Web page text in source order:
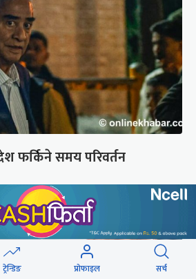
फर्किने समय परिवर्तन
ट्रेन्डिङ प्रोफाइल सर्च